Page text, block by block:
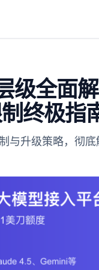
级全面
终极指
与升级策略，彻